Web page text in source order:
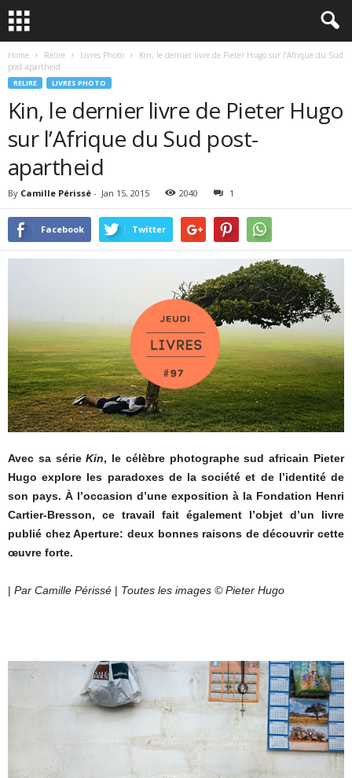
Home Relire Livres Photo
Kin, le dernier livre de Pieter Hugo sur l’Afrique du Sud
post-apartheid
RELIRE LIVRES PHOTO
Kin, le dernier livre de Pieter Hugo
sur l’Afrique du Sud post-
apartheid
By Camille Périssé - Jan 15, 2015 2040 1
Facebook Twitter
Avec sa sérieKin, le célèbre photographe sud africain Pieter
Hugo explore les paradoxes de la société et de l’identité de
son pays. À l’occasion d’une exposition à la Fondation Henri
Cartier-Bresson, ce travail fait également l’objet d’un livre
publié chez Aperture: deux bonnes raisons de découvrir cette
œuvre forte.
| Par Camille Périssé | Toutes les images © Pieter Hugo